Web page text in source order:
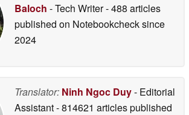
Baloch - Tech Writer- 488 articles
published on Notebookchecksince
2024
Translator: Ninh Ngoc Duy- Editorial
Assistant- 814621 articles published